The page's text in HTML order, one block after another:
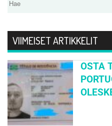
VIIMEISET ARTIKKELIT
OSTA